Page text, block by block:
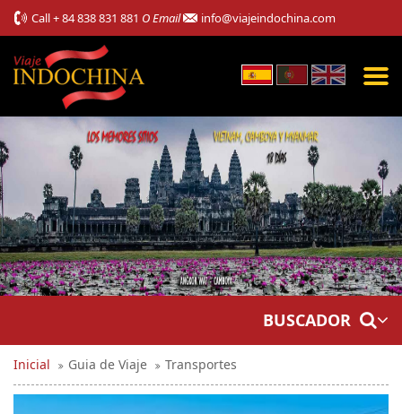
Call+ 84 838 831 881 O Email info@viajeindochina.com
BUSCADOR
Inicial Guia de Viaje Transportes